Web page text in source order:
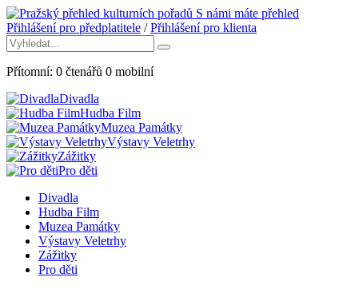
S námi máte přehled
Přihlášení pro předplatitele /Přihlášení pro klienta
Přítomní: 0 čtenářů 0 mobilní
Divadla
Hudba Film
Muzea Památky
Výstavy Veletrhy
Zážitky
Pro děti
Divadla
Hudba Film
Muzea Památky
Výstavy Veletrhy
Zážitky
Pro děti